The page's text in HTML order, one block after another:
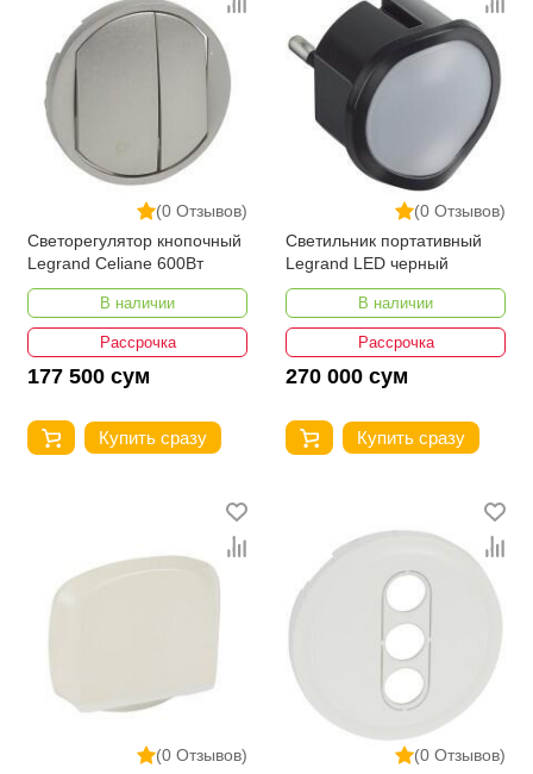
(0 Отзывов)
Светорегулятор кнопочный
Legrand Celiane 600Вт
В наличии
Рассрочка
177 500 сум
Купить сразу
(0 Отзывов)
Светильник портативный
Legrand LED черный
В наличии
Рассрочка
270 000 сум
Купить сразу
(0 Отзывов)
(0 Отзывов)